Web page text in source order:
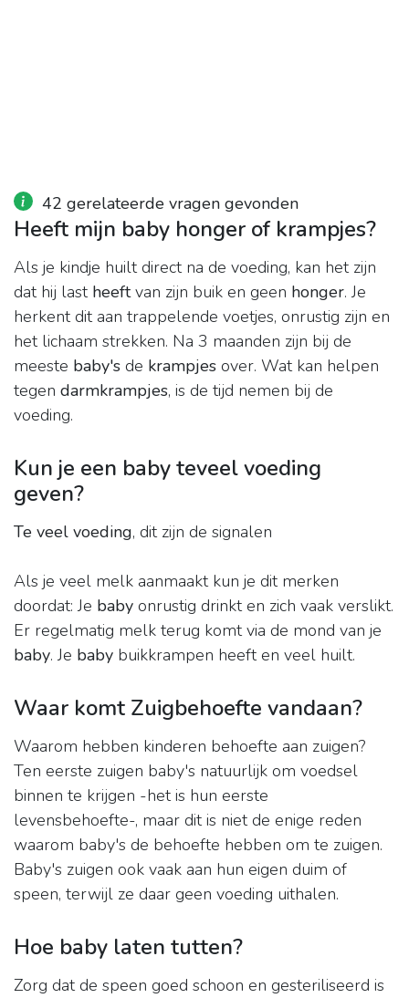
42 gerelateerde vragen gevonden
Heeft mijn baby honger of krampjes?
Als je kindje huilt direct na de voeding, kan het zijn
dat hij last heeftvan zijn buik en geen honger. Je
herkent dit aan trappelende voetjes, onrustig zijn en
het lichaam strekken. Na 3 maanden zijn bij de
meeste baby's de krampjes over. Wat kan helpen
tegen darmkrampjes, is de tijd nemen bij de
voeding.
Kun je een baby teveel voeding
geven?
Te veel voeding, dit zijn de signalen
Als je veel melk aanmaakt kun je dit merken
doordat: Je baby onrustig drinkt en zich vaak verslikt.
Er regelmatig melk terug komt via de mond van je
baby. Je baby buikkrampen heeft en veel huilt.
Waar komt Zuigbehoefte vandaan?
Waarom hebben kinderen behoefte aan zuigen?
Ten eerste zuigen baby's natuurlijk om voedsel
binnen te krijgen -het is hun eerste
levensbehoefte-, maar dit is niet de enige reden
waarom baby's de behoefte hebben om te zuigen.
Baby's zuigen ook vaak aan hun eigen duim of
speen, terwijl ze daar geen voeding uithalen.
Hoe baby laten tutten?
Zorg dat de speen goed schoon en gesteriliseerd is